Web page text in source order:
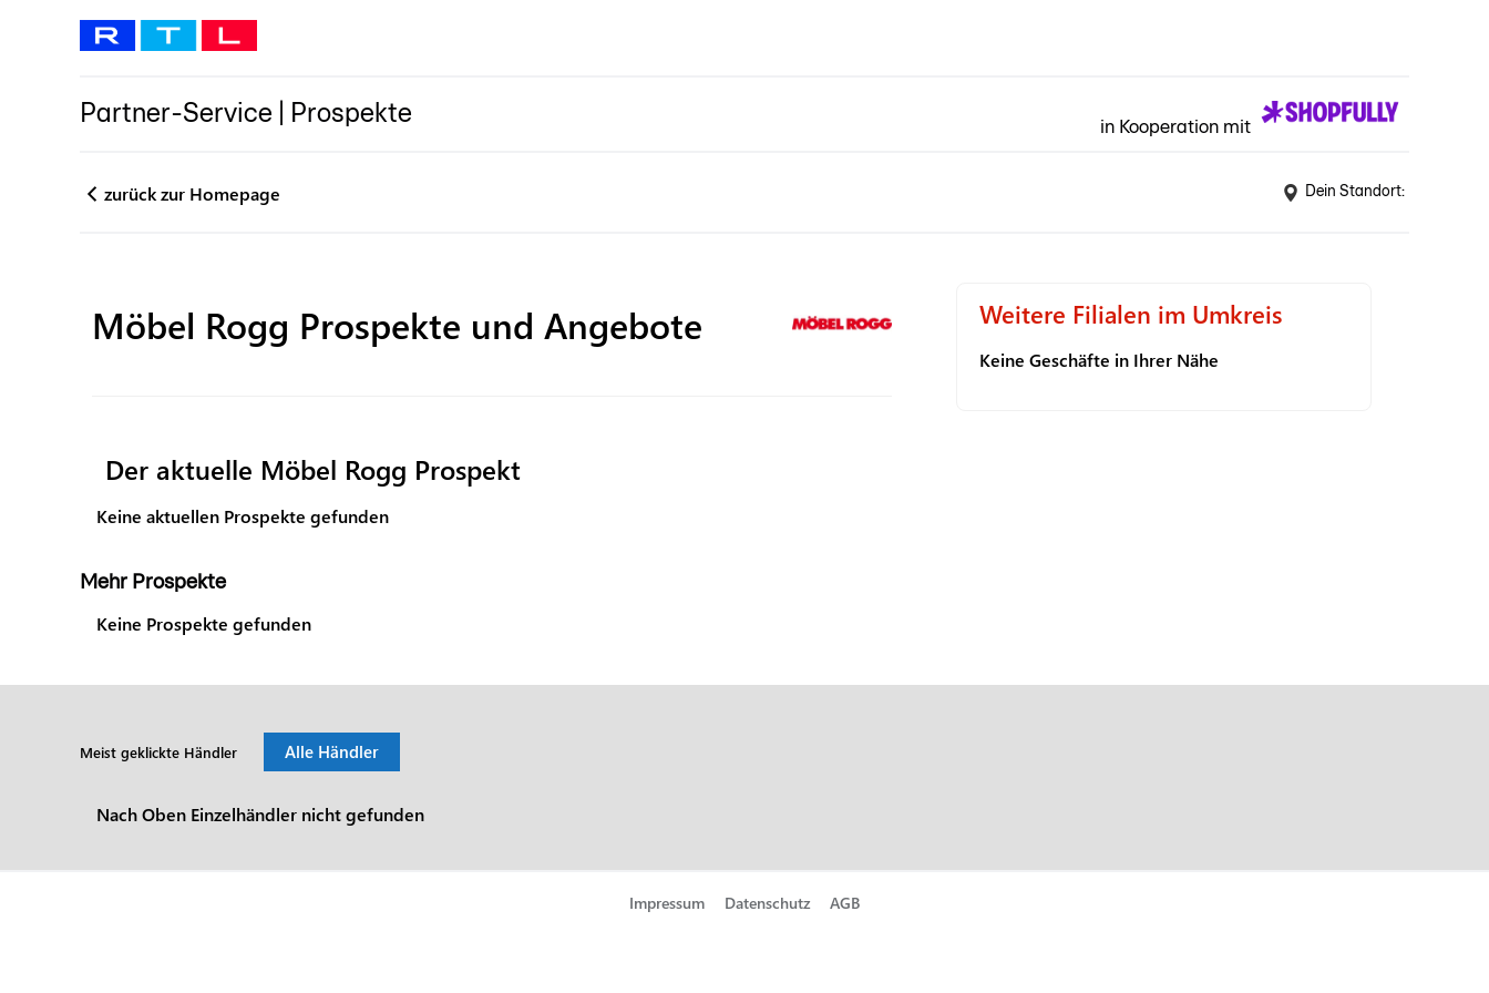
Partner-Service Prospekte in Kooperation mit
zurück zur Homepage Dein Standort:
Weitere Filialen im Umkreis
Keine Geschäfte in Ihrer Nähe
Möbel Rogg Prospekte und Angebote
Der aktuelle Möbel Rogg Prospekt
Keine aktuellen Prospekte gefunden
Mehr Prospekte
Keine Prospekte gefunden
Meist geklickte Händler Alle Händler
Nach Oben Einzelhändler nicht gefunden
Impressum Datenschutz AGB